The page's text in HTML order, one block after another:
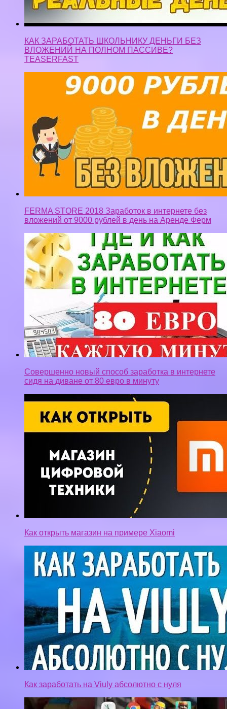
КАК ЗАРАБОТАТЬ ШКОЛЬНИКУ ДЕНЬГИ БЕЗ
ВЛОЖЕНИЙ НА ПОЛНОМ ПАССИВЕ?
TEASERFAST
FERMA STORE 2018 Заработок в интернете без
вложений от 9000 рублей в день на Аренде Ферм
Совершенно новый способ заработка в интернете
сидя на диване от 80 евро в минуту
Как открыть магазин на примере Хiaomi
Как заработать на Viuly абсолютно с нуля